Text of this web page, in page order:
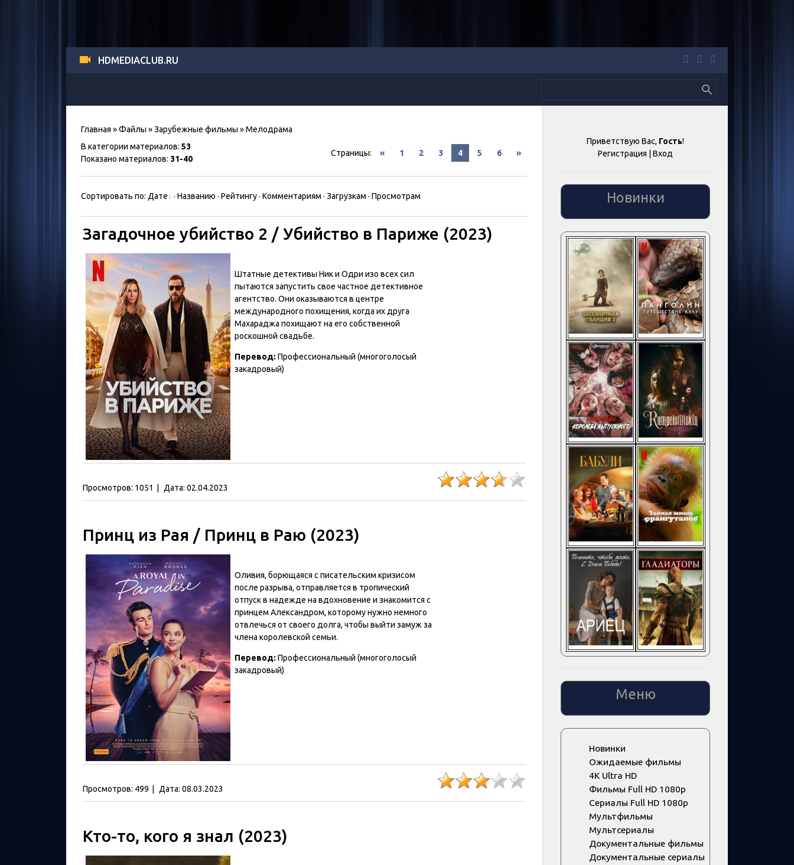
HDMEDIACLUB.RU
Главная »Файлы »Зарубежные фильмы » Мелодрама
В категории материалов: 53
Показано материалов: 31-40
Страницы: « 1 2 3 4 5 6 »
Сортировать по: Дате · Названию · Рейтингу· Комментариям · Загрузкам · Просмотрам
Загадочное убийство 2 / Убийство в Париже (2023)
Штатные детективы Ник и Одри изо всех сил
пытаются запустить свое частное детективное
агентство. Они оказываются в центре
международного похищения, когда их друга
Махараджа похищают на его собственной
роскошной свадьбе.
Перевод: Профессиональный (многоголосый
закадровый)
Просмотров: 1051 Дата: 02.04.2023
Принц из Рая / Принц в Раю (2023)
Оливия, борющаяся с писательским кризисом
после разрыва, отправляется в тропический
отпуск в надежде на вдохновение и знакомится с
принцем Александром, которому нужно немного
отвлечься от своего долга, чтобы выйти замуж за
члена королевской семьи.
Перевод: Профессиональный (многоголосый
закадровый)
Просмотров: 499 Дата: 08.03.2023
Кто-то, кого я знал (2023)
Приветствую Вас, Гость!
Регистрация |Вход
Новинки
Меню
Новинки
Ожидаемые фильмы
4K Ultra HD
Фильмы Full HD 1080p
Сериалы Full HD 1080p
Мультфильмы
Мультсериалы
Документальные фильмы
Документальные сериалы